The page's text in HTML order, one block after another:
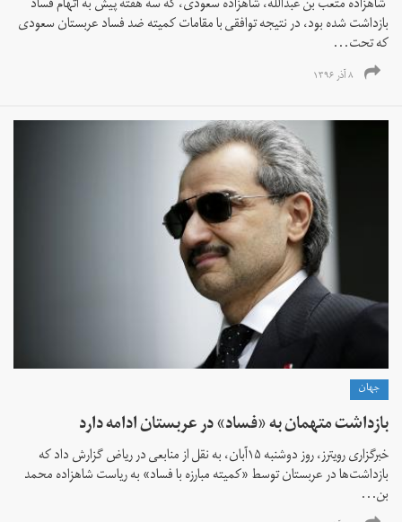
​ شاهزاده متعب بن عبدالله، شاهزاده سعودی، که سه هفته پیش به اتهام فساد
بازداشت شده بود، در نتیجه توافقی با مقامات کمیته ضد فساد عربستان سعودی
که تحت...
۸ آذر ۱۳۹۶
جهان
بازداشت‌ متهمان به «فساد» در عربستان ادامه دارد
خبرگزاری رویترز، روز دوشنبه ۱۵آبان‌، به نقل از منابعی در ریاض گزارش داد که
بازداشت‌ها در عربستان توسط «کمیته مبارزه با فساد» به ریاست شاهزاده محمد
بن...